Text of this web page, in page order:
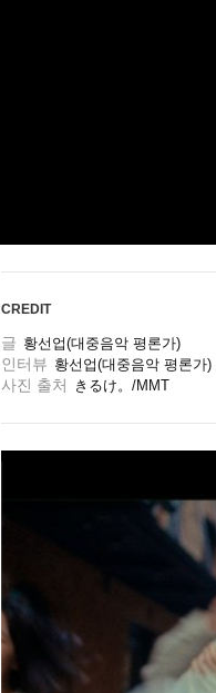
CREDIT
글 황선업(대중음악 평론가)
인터뷰 황선업(대중음악 평론가)
사진 출처 きるけ。/MMT